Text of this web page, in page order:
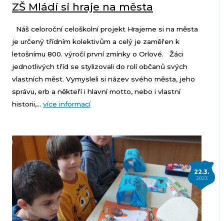
ZŠ Mládí si hraje na města
Náš celoroční celoškolní projekt Hrajeme si na města
je určený třídním kolektivům a celý je zaměřen k
letošnímu 800. výročí první zmínky o Orlové. Žáci
jednotlivých tříd se stylizovali do rolí občanů svých
vlastních měst. Vymysleli si název svého města, jeho
správu, erb a někteří i hlavní motto, nebo i vlastní
historii,... více informací
22.3.
2023